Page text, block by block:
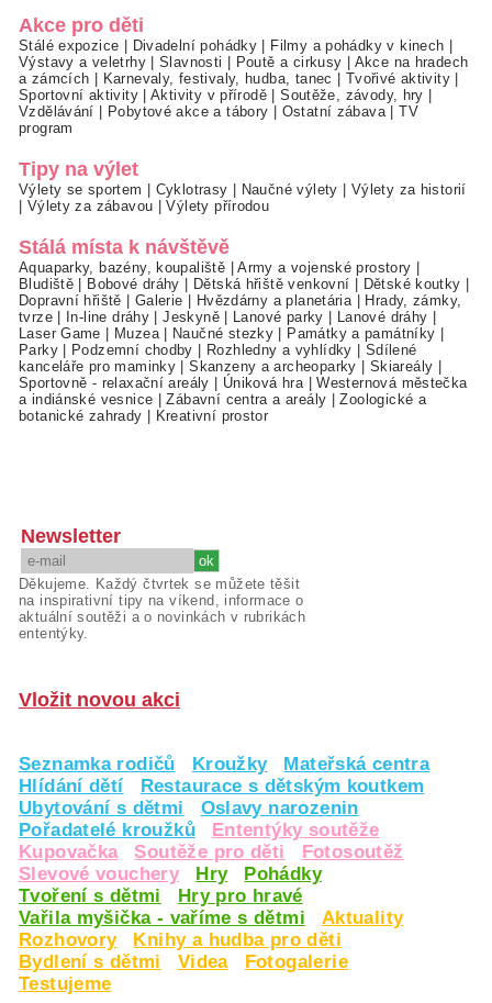
Akce pro děti
Stálé expozice Divadelní pohádky Filmy a pohádky v kinech
Výstavy a veletrhy|Slavnosti Poutě a cirkusy
Akce na hradech
a zámcích
Karnevaly, festivaly, hudba, tanec Tvořivé aktivity
Sportovní aktivity|Aktivity v přírodě |Soutěže, závody, hry
Vzdělávání
Pobytové akce a tábory Ostatní zábava |TV
program
Tipy na výlet
Výlety se sportem Cyklotrasy Naučné výlety
Výlety za historií
Výlety za zábavou |Výlety přírodou
Stálá místa k návštěvě
Aquaparky, bazény, koupaliště |Army a vojenské prostory
Bludiště
Bobové dráhy Dětská hřiště venkovní Dětské koutky
Dopravní hřiště
Galerie Hvězdárny a planetária
Hrady, zámky,
tvrze| In-line dráhy |Jeskyně| Lanové parky Lanové dráhy
Laser Game
Muzea| Naučné stezky Památky a památníky
Parky| Podzemní chodby Rozhledny a vyhlídky
Sdílené
kanceláře pro maminky |Skanzeny a archeoparky Skiareály
Sportovně - relaxační areály
Úniková hra |Westernová městečka
a indiánské vesnice |Zábavní centra a areály |Zoologické a
botanické zahrady
Kreativní prostor
Newsletter
Děkujeme. Každý čtvrtek se můžete těšit
na inspirativní tipy na víkend, informace o
aktuální soutěži a o novinkách v rubrikách
ententýky.
Vložit novou akci
Seznamka rodičů Kroužky
Mateřská centra
Hlídání dětí
Restaurace s dětským koutkem
Ubytování s dětmi
Oslavy narozenin
Pořadatelé kroužků
Ententýky soutěže
Kupovačka
Soutěže pro děti
Fotosoutěž
Slevové vouchery
Hry
Pohádky
Tvoření s dětmi
Hry pro hravé
Vařila myšička - vaříme s dětmi
Aktuality
Rozhovory
Knihy a hudba pro děti
Bydlení s dětmi
Videa
Fotogalerie
Testujeme